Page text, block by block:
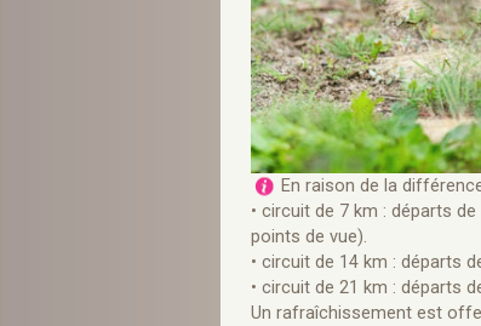
En raison de la
• circuit de 7 km : départs
points de vue).
• circuit de 14 km : départs
• circuit de 21 km : départs
Un rafraîchissement est